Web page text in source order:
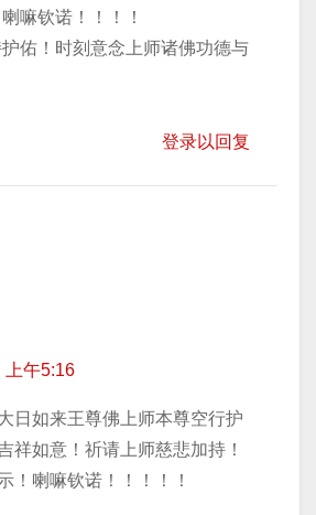
嘛钦诺！！！！
佑！时刻意念上师诸佛功德与
登录以回复
上午5:16
日如来王尊佛上师本尊空行护
祥如意！祈请上师慈悲加持！
！喇嘛钦诺！！！！！